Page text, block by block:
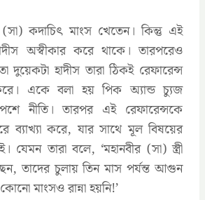
কদাচিৎ মাংস খেতেন। কিন্তু এই
অস্বীকার করে থাকে। তারপরেও
দুয়েকটা হাদীস তারা ঠিকই রেফারেন্স
একে বলা হয় পিক অ্যান্ড চ্যুজ
নীতি। তারপর এই রেফারেন্সকে
ব্যাখ্যা করে, যার সাথে মূল বিষয়ের
যেমন তারা বলে, ‘মহানবীর (সা) স্ত্রী
তাদের চুলায় তিন মাস পর্যন্ত আগুন
মাংসও রান্না হয়নি!’